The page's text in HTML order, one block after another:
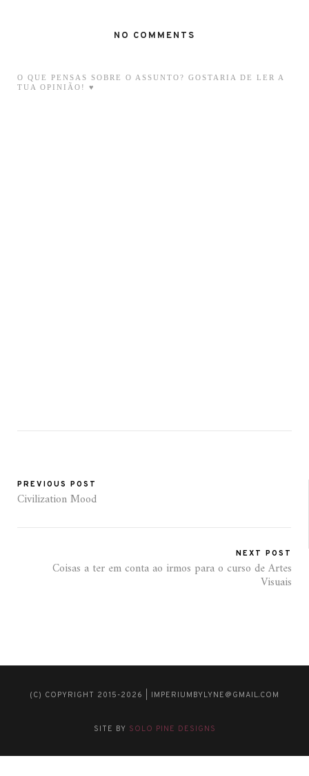
NO COMMENTS
O QUE PENSAS SOBRE O ASSUNTO? GOSTARIA DE LER A
TUA OPINIÃO! ♥
PREVIOUS POST
Civilization Mood
NEXT POST
Coisas a ter em conta ao irmos para o curso de Artes
Visuais
(C) COPYRIGHT 2015-2026 | IMPERIUMBYLYNE@GMAIL.COM
SITE BY SOLO PINE DESIGNS